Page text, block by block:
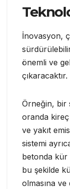
İnovasyon,
önemli ve
çıkaracaktır.
Örneğin, bir
oranda kireç
ve yakıt
sistemi
betonda kür
bu şekilde
olmasına